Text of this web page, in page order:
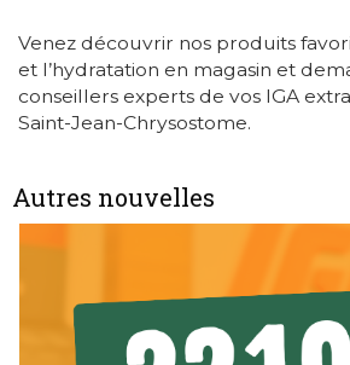
Venez découvrir nos produits
et l’hydratation en magasin et
conseillers experts de vos IGA
Saint-Jean-Chrysostome.
Autres nouvelles